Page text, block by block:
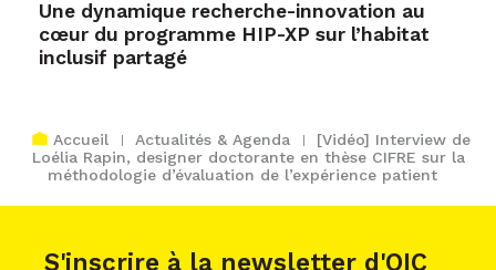
Une dynamique recherche-innovation au
cœur du programme HIP-XP sur l’habitat
inclusif partagé
Accueil Actualités & Agenda
[Vidéo] Interview de
Loélia Rapin, designer doctorante en thèse CIFRE sur la
méthodologie d’évaluation de l’expérience patient
S'inscrire à la newsletter d'OIC